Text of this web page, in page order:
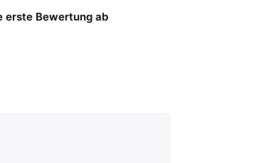
erste Bewertung ab